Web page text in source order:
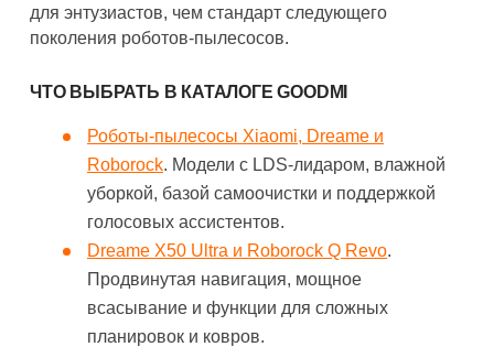
для энтузиастов, чем стандарт следующего
поколения роботов-пылесосов.
ЧТО ВЫБРАТЬ В КАТАЛОГЕ GOODMI
Роботы-пылесосы Xiaomi, Dreame и
Roborock. Модели с LDS-лидаром, влажной
уборкой, базой самоочистки и поддержкой
голосовых ассистентов.
Dreame X50 Ultra и Roborock Q Revo.
Продвинутая навигация, мощное
всасывание и функции для сложных
планировок и ковров.